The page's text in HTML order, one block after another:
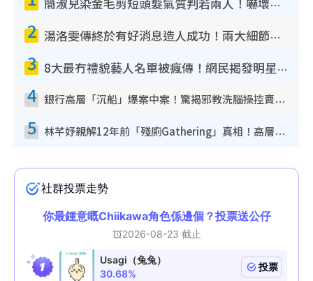
簡淑兒染金毛剪短頭髮氣質判若兩人！嚇壞老公麥大力都認唔出：「你做咩事？」
2 湯洛雯傳終於有好消息造人成功！兩大細節曝孕味極濃惹猜測：大肚婆先會咁！
3 8大最冇禮貌藝人名單被瘋傳！網民揭發明星真面目 一致數臭呢位係無品天花板？
4 銀行高層「沉船」爆案中案！驚揭邪教洗腦操控賣淫被吞600萬 幕後黑手講多錯多
5 林芊妤親解12年前「殘廁Gathering」真相！高層解約一句話重創尊嚴至今拒返TVB